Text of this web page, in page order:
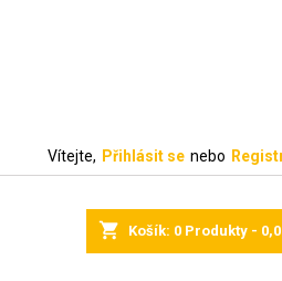
Vítejte, Přihlásit se nebo
shopping_cart Košík: 0 Produkty -